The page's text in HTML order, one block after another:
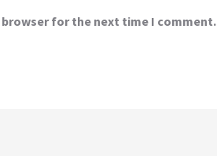
for the next time I comment.